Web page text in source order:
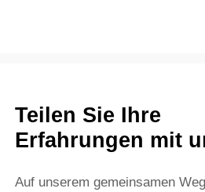
Teilen Sie Ihre
Erfahrungen mit
Auf unserem gemeinsamen